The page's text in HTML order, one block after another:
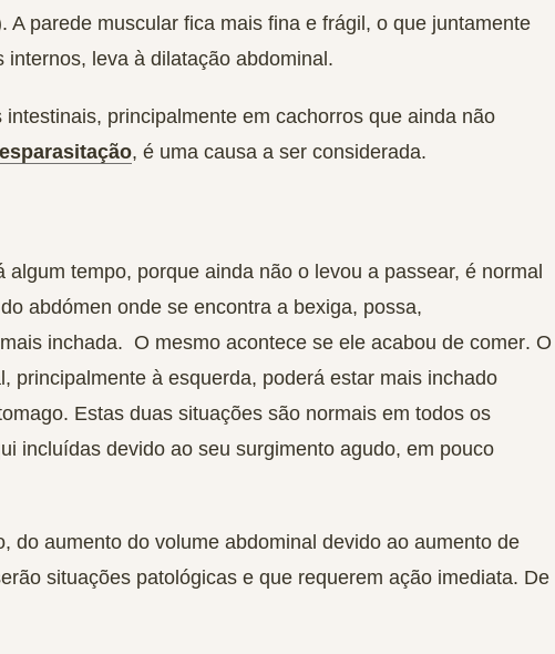
A parede muscular fica mais fina e frágil, o que juntamente
internos, leva à dilatação abdominal.
intestinais, principalmente em cachorros que ainda não
, é uma causa a ser considerada.
algum tempo, porque ainda não o levou a passear, é normal
abdómen onde se encontra a bexiga, possa,
inchada. O mesmo acontece se ele acabou de comer. O
principalmente à esquerda, poderá estar mais inchado
Estas duas situações são normais em todos os
incluídas devido ao seu surgimento agudo, em pouco
do aumento do volume abdominal devido ao aumento de
situações patológicas e que requerem ação imediata. De